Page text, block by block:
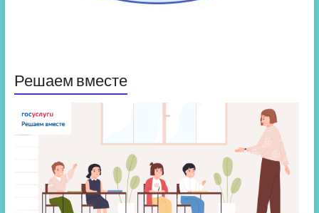
Решаем вместе